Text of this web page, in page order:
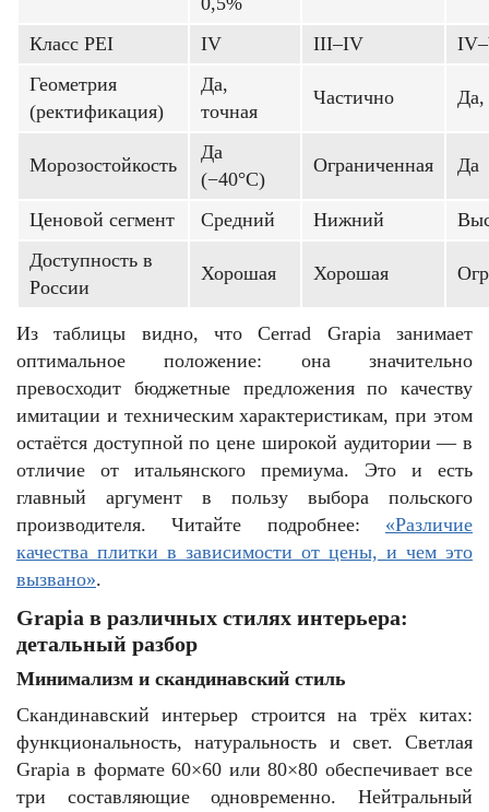
Класс PEI IV III–IV
Геометрия
(ректификация)
Да,
точная
Частично Да,
Морозостойкость
Да
(−40°C)
Ограниченная Да
Ценовой сегмент Средний Нижний
Доступность в
России
Хорошая Хорошая
Из таблицы видно, что Cerrad Grapia занимает
оптимальное положение: она значительно
превосходит бюджетные предложения по качеству
имитации и техническим характеристикам, при этом
остаётся доступной по цене широкой аудитории — в
отличие от итальянского премиума. Это и есть
главный аргумент в пользу выбора польского
производителя. Читайте подробнее: «Различие
качества плитки в зависимости от цены, и чем это
вызвано».
Grapia в различных стилях интерьера:
детальный разбор
Минимализм и скандинавский стиль
Скандинавский интерьер строится на трёх китах:
функциональность, натуральность и свет. Светлая
Grapia в формате 60×60 или 80×80 обеспечивает все
три составляющие одновременно. Нейтральный